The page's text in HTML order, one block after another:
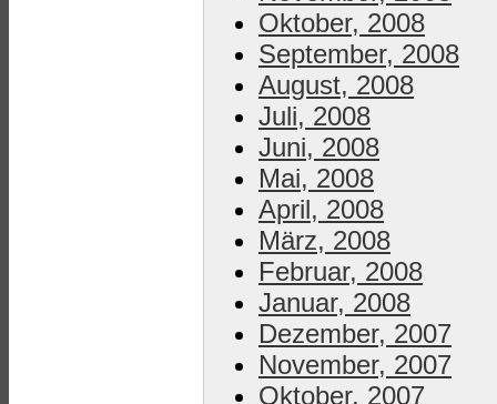
Oktober, 2008
September, 2008
August, 2008
Juli, 2008
Juni, 2008
Mai, 2008
April, 2008
März, 2008
Februar, 2008
Januar, 2008
Dezember, 2007
November, 2007
Oktober, 2007